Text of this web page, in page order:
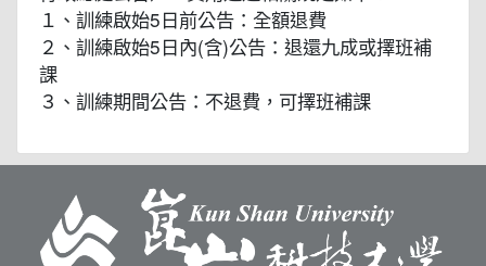
１、訓練啟始5日前公告：全額退費
２、訓練啟始5日內(含)公告：退還九成或擇班補
課
３、訓練期間公告：不退費，可擇班補課